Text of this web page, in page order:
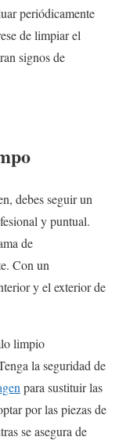
periódicamente
de limpiar el
signos de
debes seguir un
y puntual.
de
Con un
y el exterior de
limpio
la seguridad de
para sustituir las
por las piezas de
se asegura de